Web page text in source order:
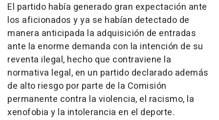
El partido había generado gran expectación ante
los aficionados y ya se habían detectado de
manera anticipada la adquisición de entradas
ante la enorme demanda con la intención de su
reventa ilegal, hecho que contraviene la
normativa legal, en un partido declarado además
de alto riesgo por parte de la Comisión
permanente contra la violencia, el racismo, la
xenofobia y la intolerancia en el deporte.